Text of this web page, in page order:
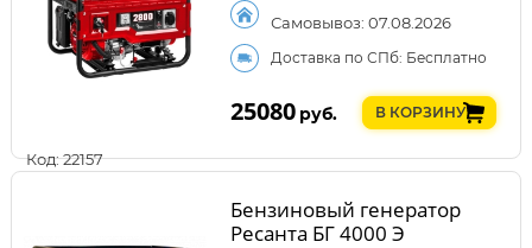
Код: 22157
Самовывоз: 07.08.2026
Доставка по СПб: Бесплатно
25080 руб. В КОРЗИНУ
Бензиновый генератор
Ресанта БГ 4000 Э